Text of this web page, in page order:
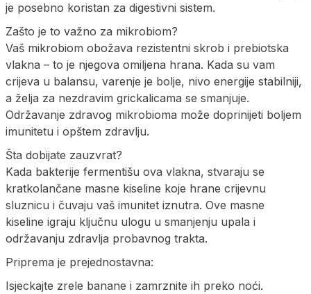
je posebno koristan za digestivni sistem.
Zašto je to važno za mikrobiom?
Vaš mikrobiom obožava rezistentni skrob i prebiotska
vlakna – to je njegova omiljena hrana. Kada su vam
crijeva u balansu, varenje je bolje, nivo energije stabilniji,
a želja za nezdravim grickalicama se smanjuje.
Održavanje zdravog mikrobioma može doprinijeti boljem
imunitetu i opštem zdravlju.
Šta dobijate zauzvrat?
Kada bakterije fermentišu ova vlakna, stvaraju se
kratkolančane masne kiseline koje hrane crijevnu
sluznicu i čuvaju vaš imunitet iznutra. Ove masne
kiseline igraju ključnu ulogu u smanjenju upala i
održavanju zdravlja probavnog trakta.
Priprema je prejednostavna:
Isjeckajte zrele banane i zamrznite ih preko noći.